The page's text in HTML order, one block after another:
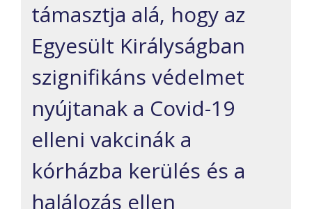
támasztja alá, hogy az
Egyesült Királyságban
szignifikáns védelmet
nyújtanak a Covid-19
elleni vakcinák a
kórházba kerülés és a
halálozás ellen